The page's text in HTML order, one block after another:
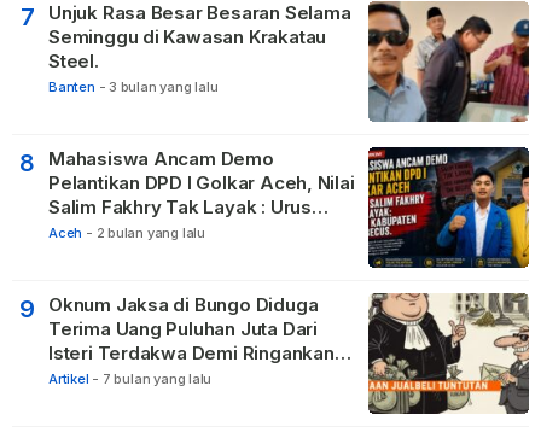
7
Unjuk Rasa Besar Besaran Selama
Seminggu di Kawasan Krakatau
Steel.
Banten - 3 bulan yang lalu
8
Mahasiswa Ancam Demo
Pelantikan DPD I Golkar Aceh, Nilai
Salim Fakhry Tak Layak : Urus
Kabupaten Tak Becus.
Aceh - 2 bulan yang lalu
9
Oknum Jaksa di Bungo Diduga
Terima Uang Puluhan Juta Dari
Isteri Terdakwa Demi Ringankan
Hukuman
Artikel - 7 bulan yang lalu